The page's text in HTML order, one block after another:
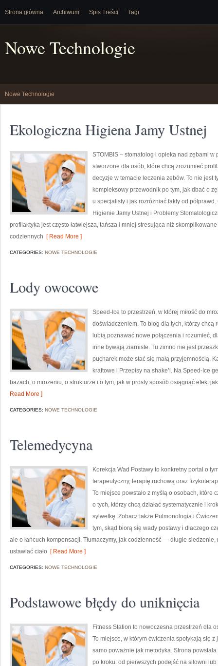
Strona główna Archiwum Spis Treści Tagi
Nowe Technologie
Nowe Technologie
Ekologiczna Higiena Jamy Ustnej
STOMBIS – stomatolog i opieka nad zębami
stworzone dla osób, które chcą zrozumieć
decyzje w temacie leczenia zębów. To nie jest
kompleksowy przewodnik po tym, jak dbać o
u specjalisty i jak rozróżniać fakty od
Higienie Jamy Ustnej i Problemy
profilaktyka jest często łatwiejsza, tańsza i mniej stresująca niż
codziennych [ Read More ]
CATEGORIES: NOWE TECHNOLOGIE
Lody owocowe
Speed-Ice to przestrzeń, w której miłość do
doświadczeniem. To blog dla tych, którzy chcą
lubią poznawać nowe połączenia i rozumieć,
inne bywają ziarniste. Tu zimno nie jest
pucharek może stać się małą przyjemnością.
kraftowe i Przepisy na shake’i. Na Speed-Ice
bazach, o mrożeniu, o strukturze i o tym, jak w prosty sposób osiągnąć efekt
Read More ]
CATEGORIES: NOWE TECHNOLOGIE
Telemedycyna
Korekcja Wad Postawy to konkretny portal o
terapeutyczny, terapię ruchową oraz
To miejsce powstało z myślą o osobach, które
o tych, którzy chcą działać systematycznie i
sylwetkę. Zobacz także Pulmonologia i
tym, skąd biorą się wady postawy i dlaczego
ale o łańcuch kompensacji. Tłumaczymy, jak codzienność — długie
ustawiać ciało [ Read More ]
CATEGORIES: NOWE TECHNOLOGIE
Podstawowe błędy do uniknięcia
Fitness Station to nowoczesna przestrzeń dla
To miejsce, w którym ćwiczenia spotykają się
samo poważnie jak metodyka. Strona
po kroku: od pierwszych podejść na siłowni